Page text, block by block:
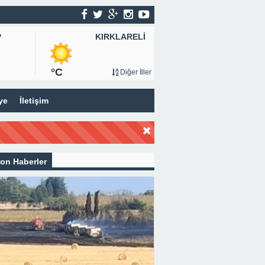
KIRKLARELİ
°C Diğer İller
İletişim
Haberler